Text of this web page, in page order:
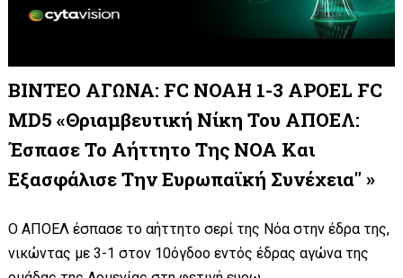
ΒΙΝΤΕΟ ΑΓΩΝΑ: FC NOAH 1-3 APOEL FC
MD5 «Θριαμβευτική Νίκη Του ΑΠΟΕΛ:
Έσπασε Το Αήττητο Της ΝΟΑ Και
Εξασφάλισε Την Ευρωπαϊκή Συνέχεια" »
Ο ΑΠΟΕΛ έσπασε το αήττητο σερί της Νόα στην έδρα της,
νικώντας με 3-1 στον 10όγδοο εντός έδρας αγώνα της